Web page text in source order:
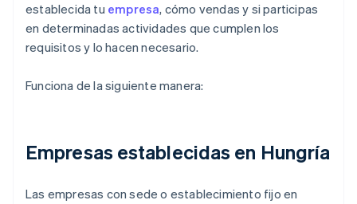
establecida tu empresa, cómo vendas y si participas
en determinadas actividades que cumplen los
requisitos y lo hacen necesario.
Funciona de la siguiente manera:
Empresas establecidas en Hungría
Las empresas con sede o establecimiento fijo en